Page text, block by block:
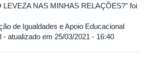
LEVEZA NAS MINHAS RELAÇÕES?" foi
de Igualdades e Apoio Educacional
- atualizado em 25/03/2021 - 16:40